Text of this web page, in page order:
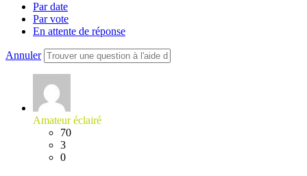
Par date
Par vote
En attente de réponse
Annuler
Amateur éclairé
70
3
0